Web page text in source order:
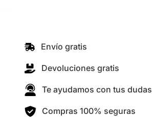
Envío gratis
Devoluciones gratis
Te ayudamos con tus dudas
Compras 100% seguras